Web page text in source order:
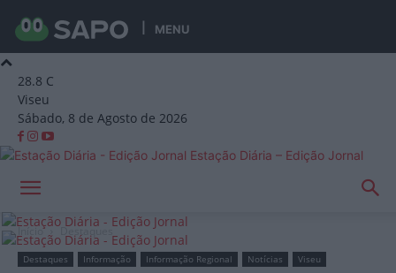
MENU
28.8 C
Viseu
Sábado, 8 de Agosto de 2026
Estação Diária – Edição Jornal
Início Destaques
Destaques Informação Informação Regional Notícias Viseu